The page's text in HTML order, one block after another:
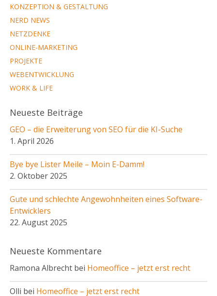
KONZEPTION & GESTALTUNG
NERD NEWS
NETZDENKE
ONLINE-MARKETING
PROJEKTE
WEBENTWICKLUNG
WORK & LIFE
Neueste Beiträge
GEO – die Erweiterung von SEO für die KI-Suche
1. April 2026
Bye bye Lister Meile – Moin E-Damm!
2. Oktober 2025
Gute und schlechte Angewohnheiten eines Software-
Entwicklers
22. August 2025
Neueste Kommentare
Ramona Albrecht bei Homeoffice – jetzt erst recht
Olli bei Homeoffice – jetzt erst recht